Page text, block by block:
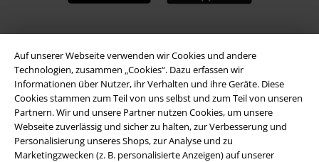
Auf unserer Webseite verwenden wir Cookies und andere
Technologien, zusammen „Cookies“. Dazu erfassen wir
Informationen über Nutzer, ihr Verhalten und ihre Geräte. Diese
Cookies stammen zum Teil von uns selbst und zum Teil von unseren
Partnern. Wir und unsere Partner nutzen Cookies, um unsere
Webseite zuverlässig und sicher zu halten, zur Verbesserung und
Personalisierung unseres Shops, zur Analyse und zu
Marketingzwecken (z. B. personalisierte Anzeigen) auf unserer
A Warner Music Group Company